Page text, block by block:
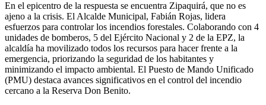
En el epicentro de la respuesta se encuentra Zipaquirá, que no es
ajeno a la crisis. El Alcalde Municipal, Fabián Rojas, lidera
esfuerzos para controlar los incendios forestales. Colaborando con 4
unidades de bomberos, 5 del Ejército Nacional y 2 de la EPZ, la
alcaldía ha movilizado todos los recursos para hacer frente a la
emergencia, priorizando la seguridad de los habitantes y
minimizando el impacto ambiental. El Puesto de Mando Unificado
(PMU) destaca avances significativos en el control del incendio
cercano a la Reserva Don Benito.